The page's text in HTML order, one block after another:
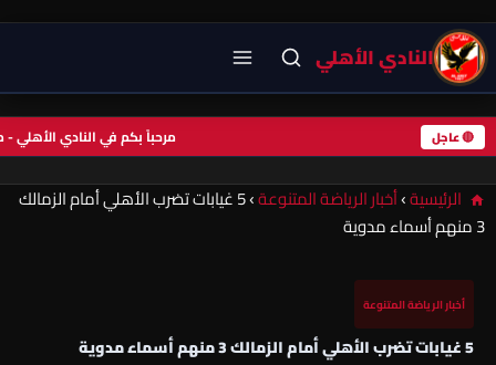
النادي الأهلي
🔴 عاجل مرحباً بكم في النادي
الرئيسية›أخبار الرياضة المتنوعة› 5 غيابات تضرب الأهلي أمام الزمالك
3 منهم أسماء مدوية
أخبار الرياضة المتنوعة
5 غيابات تضرب الأهلي أمام الزمالك 3 منهم أسماء مدوية